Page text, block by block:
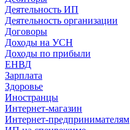
Деятельность ИП
Деятельность организации
Договоры
Доходы на УСН
Доходы по прибыли
ЕНВД
Зарплата
Здоровье
Иностранцы
Интернет-магазин
Интернет-предпринимателям